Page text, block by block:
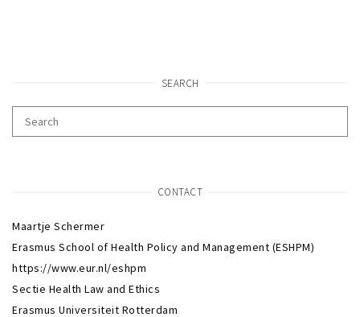
SEARCH
CONTACT
Maartje Schermer
Erasmus School of Health Policy and Management (ESHPM)
https://www.eur.nl/eshpm
Sectie Health Law and Ethics
Erasmus Universiteit Rotterdam